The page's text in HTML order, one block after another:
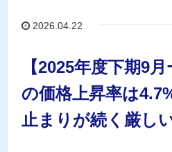
2026.04.22
【2025年度下期9
の価格上昇率は
止まりが続く厳し